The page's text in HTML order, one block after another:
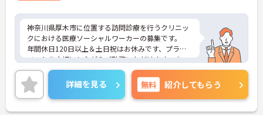
神奈川県厚木市に位置する訪問診療を行うクリニッ
クにおける医療ソーシャルワーカーの募集です。
年間休日120日以上＆土日祝はお休みです、プライ
ベートを大切にしながらご勤務いただけます。ま
た、賞与は計4.0ヶ月分の支給実績があり、頑張りが
きちんと評価される職場です。
ご興味のある方には、面接対策ポイントなど、さら
に詳細をご案内しますのでお気軽にご相談くださ
い！
詳細を見る 無料 紹介してもらう